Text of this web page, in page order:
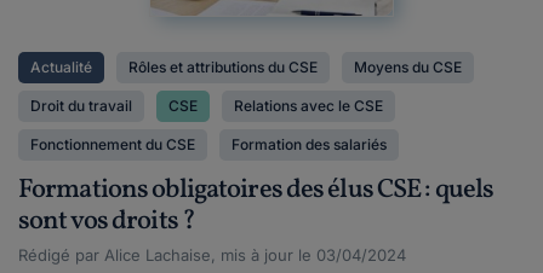
Actualité Rôles et attributions du CSE Moyens du CSE
Droit du travail CSE Relations avec le CSE
Fonctionnement du CSE Formation des salariés
Formations obligatoires des élus CSE : quels
sont vos droits ?
Rédigé par Alice Lachaise, mis à jour le 03/04/2024